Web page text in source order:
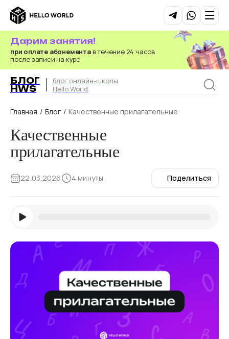
при оплате абонементав течение 24 часов
после записи на курс
Дарим занятия!
БЛОГ
HWS
блог онлайн-школы
Hello World
Главная / Блог / Качественные прилагательные
Качественные
прилагательные
22.03.2026 4 минуты Поделиться